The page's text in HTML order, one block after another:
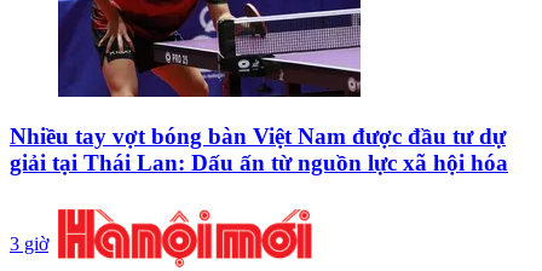
Nhiều tay vợt bóng bàn Việt Nam được đầu tư dự
giải tại Thái Lan: Dấu ấn từ nguồn lực xã hội hóa
3 giờ